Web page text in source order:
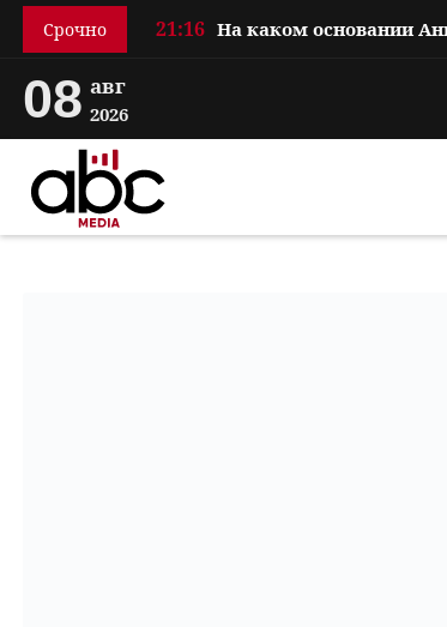
Срочно 21:16
08 авг
2026